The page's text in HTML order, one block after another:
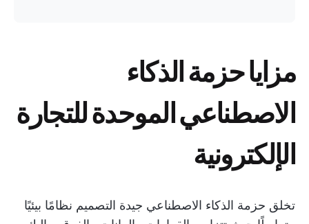
مزايا حزمة الذكاء
الاصطناعي الموحدة للتجارة
الإلكترونية
تخلق حزمة الذكاء الاصطناعي جيدة التصميم نظامًا بيئيًا